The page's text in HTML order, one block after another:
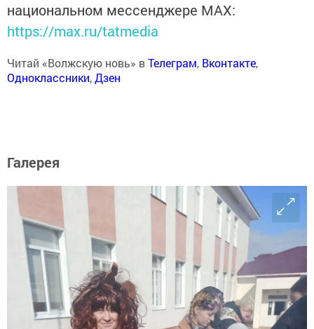
национальном мессенджере MАХ:
https://max.ru/tatmedia
Читай «Волжскую новь» вТелеграм, Вконтакте,
Одноклассники,Дзен
Галерея